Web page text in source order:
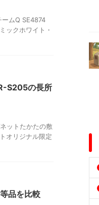
ームQ SE4874
ックホワイト・
S205の長所
ットたかたの敷
オリジナル限定
品を比較